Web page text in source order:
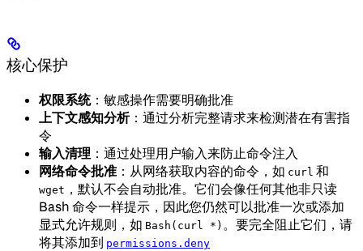
核心保护
权限系统：敏感操作需要明确批准
上下文感知分析：通过分析完整请求来检测潜在有害指
令
输入清理 ：通过处理用户输入来防止命令注入
网络命令批准 ：从网络获取内容的命令，如 curl 和
wget ，默认不会自动批准。它们会像任何其他非只读
Bash 命令一样提示，因此您仍然可以批准一次或添加
显式允许规则，如 Bash(curl *) 。要完全阻止它们，请
将其添加到 permissions.deny